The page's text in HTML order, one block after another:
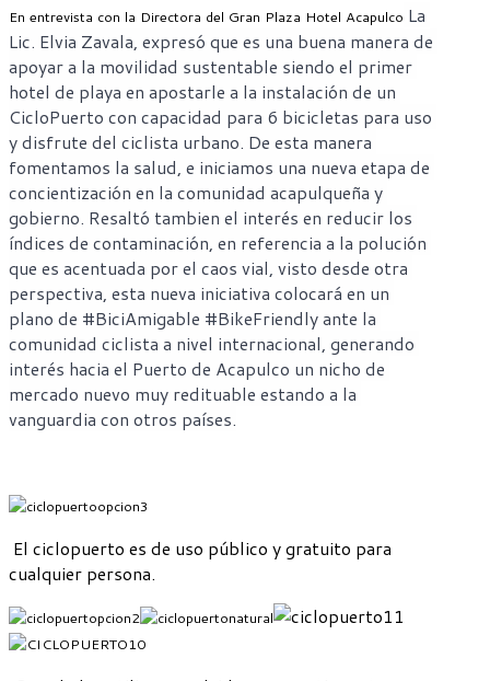
En entrevista con la Directora del Gran Plaza Hotel Acapulco La
Lic. Elvia Zavala, expresó que es una buena manera de
apoyar a la movilidad sustentable siendo el primer
hotel de playa en apostarle a la instalación de un
CicloPuerto con capacidad para 6 bicicletas para uso
y disfrute del ciclista urbano. De esta manera
fomentamos la salud, e iniciamos una nueva etapa de
concientización en la comunidad acapulqueña y
gobierno. Resaltó tambien el interés en reducir los
índices de contaminación, en referencia a la polución
que es acentuada por el caos vial, visto desde otra
perspectiva, esta nueva iniciativa colocará en un
plano de #BiciAmigable #BikeFriendly ante la
comunidad ciclista a nivel internacional, generando
interés hacia el Puerto de Acapulco un nicho de
mercado nuevo muy redituable estando a la
vanguardia con otros países.
El ciclopuerto es de uso público y gratuito para
cualquier persona.